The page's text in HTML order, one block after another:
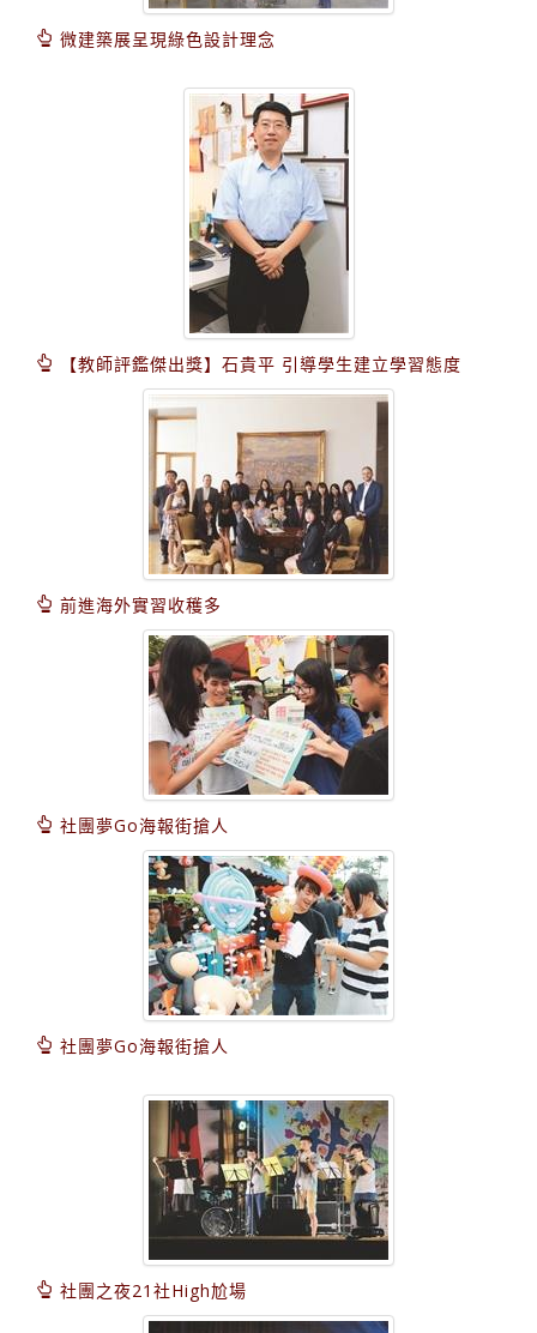
微建築展呈現綠色設計理念
【教師評鑑傑出獎】石貴平 引導學生建立學習態度
前進海外實習收穫多
社團夢Go海報街搶人
社團夢Go海報街搶人
社團之夜21社High尬場